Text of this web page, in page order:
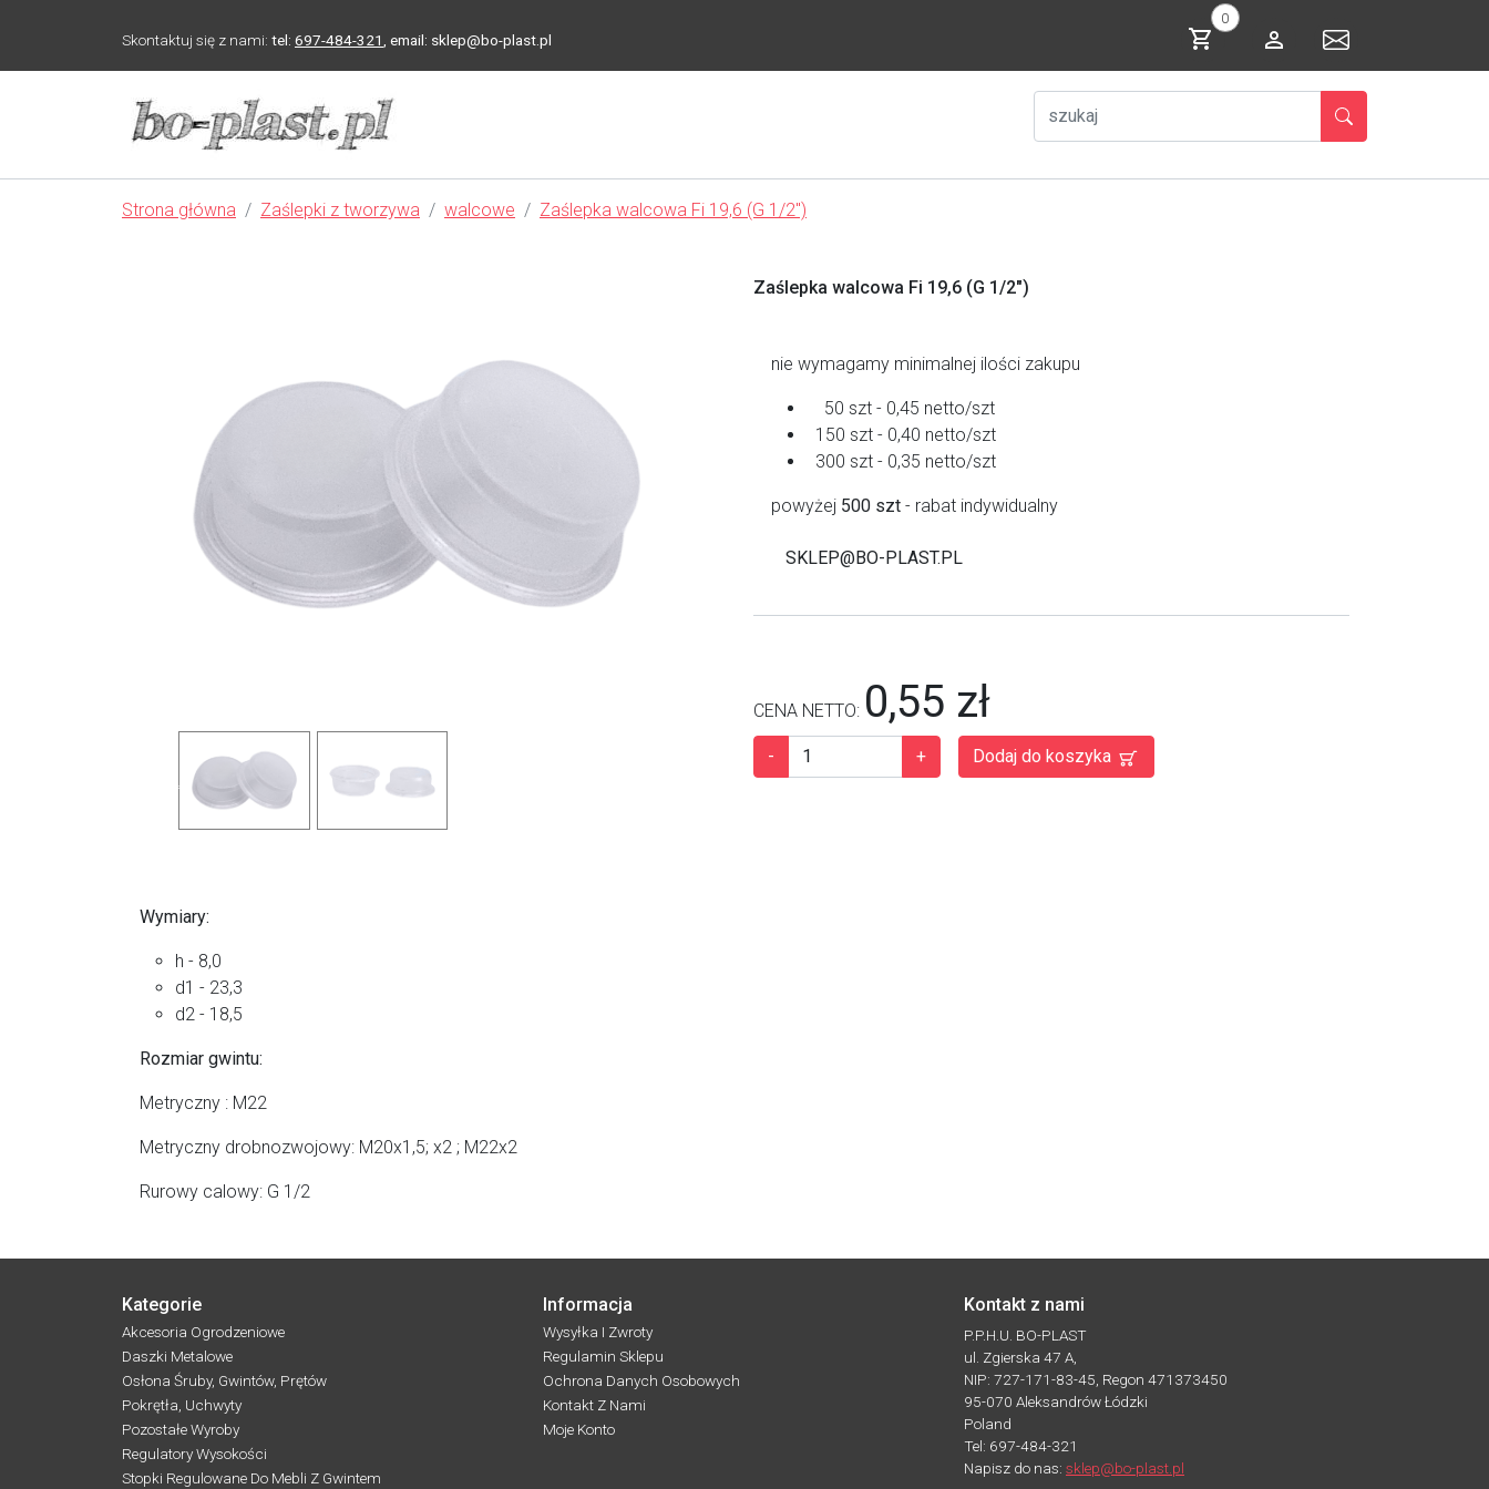
0
Skontaktuj się z nami: tel: 697-484-321 email: sklep@bo-plast.pl
Strona główna Zaślepki z tworzywa walcowe Zaślepka walcowa Fi 19,6 (G 1/2")
Zaślepka walcowa Fi 19,6 (G 1/2")
nie wymagamy minimalnej ilości zakupu
50 szt - 0,45 netto/szt
150 szt - 0,40 netto/szt
300 szt - 0,35 netto/szt
powyżej 500 szt - rabat indywidualny
SKLEP@BO-PLAST.PL
CENA NETTO: 0,55 zł
- + Dodaj do koszyka
Wymiary:
h - 8,0
d1 - 23,3
d2 - 18,5
Rozmiar gwintu:
Metryczny : M22
Metryczny drobnozwojowy: M20x1,5; x2 ; M22x2
Rurowy calowy: G 1/2
Kategorie
Akcesoria Ogrodzeniowe
Daszki Metalowe
Osłona Śruby, Gwintów, Prętów
Pokrętła, Uchwyty
Pozostałe Wyroby
Regulatory Wysokości
Stopki Regulowane Do Mebli Z Gwintem
Informacja
Wysyłka I Zwroty
Regulamin Sklepu
Ochrona Danych Osobowych
Kontakt Z Nami
Moje Konto
Kontakt z nami
P.P.H.U. BO-PLAST
ul. Zgierska 47 A,
NIP: 727-171-83-45, Regon 471373450
95-070 Aleksandrów Łódzki
Poland
Tel: 697-484-321
Napisz do nas: sklep@bo-plast.pl